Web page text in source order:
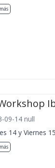
09-14 null
14 y Viernes